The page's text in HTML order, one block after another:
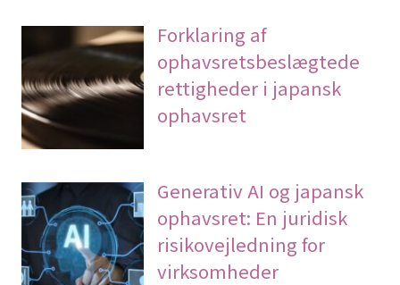
Forklaring af
ophavsretsbeslægtede
rettigheder i japansk
ophavsret
Generativ AI og japansk
ophavsret: En juridisk
risikovejledning for
virksomheder